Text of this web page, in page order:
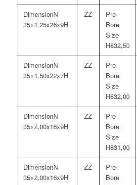
N
35×1,25x26x9H
32,50
N
35×1,50x22x7H
32,00
N
35×2,00x16x9H
31,00
N
35×2,00x16x9H